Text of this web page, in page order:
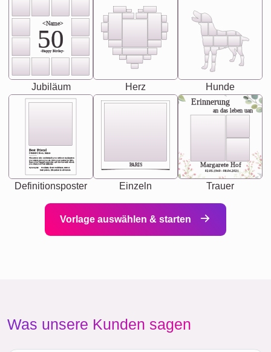
<Name>
50
-Happy Birday-
Jubiläum Herz Hunde
Best Friend
[<NAME>] Noun, feminie
Synonyms: Soulmate, closet confidante, sister at
heart person, life partner in adventure.
The person who understands you without explanation
you accepts just as you are. She's your partner in life's,
chaos your biggest supporter, and the one with whom
you share your best memories.
Definitionsposter
PARIS
Einzeln
Erinnerung
an das leben uan
Margarete Hof
02.05.1940 - 08.04.2021
Trauer
Vorlage auswählen & starten
Was unsere Kunden sagen